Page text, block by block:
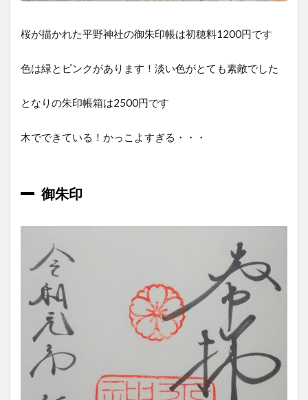
桜が描かれた平野神社の御朱印帳は初穂料1200円です
色は緑とピンクがあります！淡い色がとても素敵でした
となりの朱印帳箱は2500円です
木でできている！かっこよすぎる・・・
御朱印